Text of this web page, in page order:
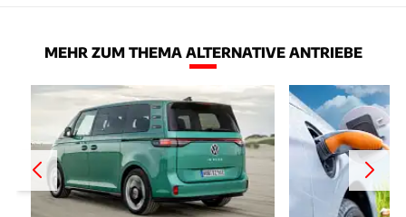
MEHR ZUM THEMA ALTERNATIVE ANTRIEBE